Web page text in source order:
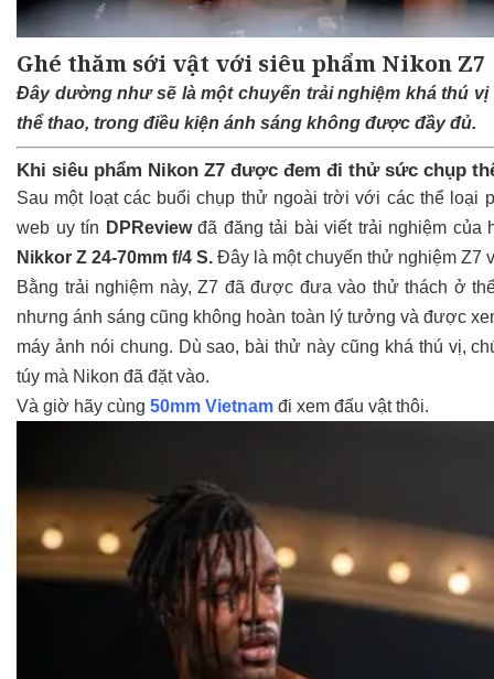
Ghé thăm sới vật với siêu phẩm Nikon Z7
Đây dường như sẽ là một chuyến trải nghiệm khá thú
thể thao, trong điều kiện ánh sáng không được đầy đủ.
Khi siêu phẩm Nikon Z7 được đem đi thử sức chụp
Sau một loạt các buổi chụp thử ngoài trời với các thể loại
web uy tín DPReviewđã đăng tải bài viết trải nghiệm của
Nikkor Z 24-70mm f/4 S. Đây là một chuyến thử nghiệm Z7
Bằng trải nghiệm này, Z7 đã được đưa vào thử thách ở
nhưng ánh sáng cũng không hoàn toàn lý tưởng và được
máy ảnh nói chung. Dù sao, bài thử này cũng khá thú vị,
túy mà Nikon đã đặt vào.
Và giờ hãy cùng 50mm Vietnam đi xem đấu vật thôi.